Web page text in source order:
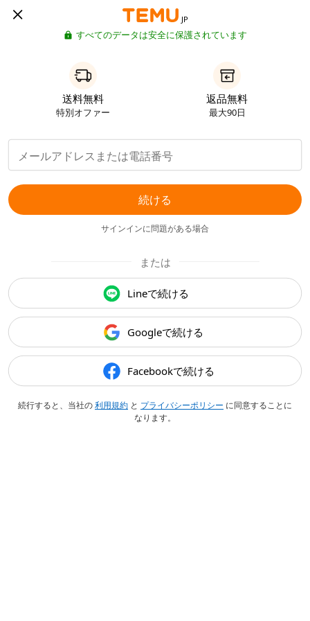
JP
すべてのデータは安全に保護されています
送料無料
特別オファー
返品無料
最大90日
続ける
サインインに問題がある場合
または
Lineで続ける
Googleで続ける
Facebookで続ける
続行すると、当社の利用規約 と プライバシーポリシー に同意することに
なります。